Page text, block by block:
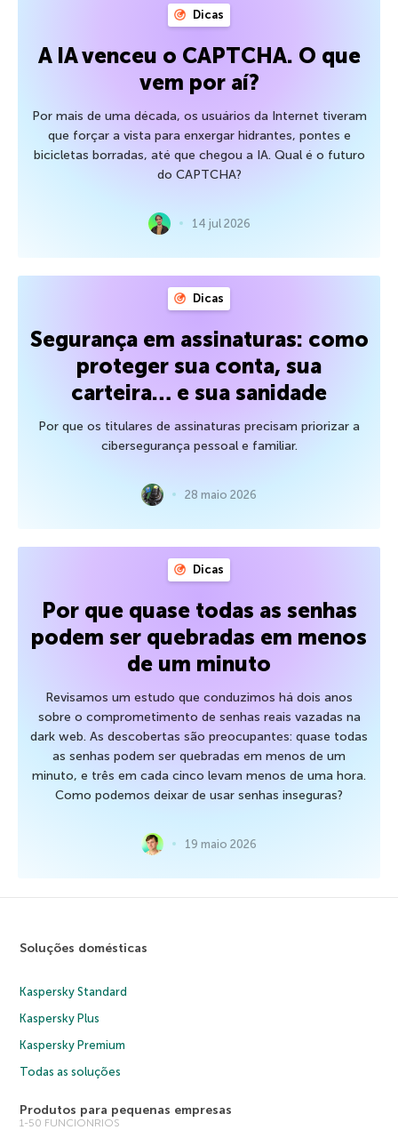
Dicas
A IA venceu o CAPTCHA. O que
vem por aí?
Por mais de uma década, os usuários da Internet tiveram
que forçar a vista para enxergar hidrantes, pontes e
bicicletas borradas, até que chegou a IA. Qual é o futuro
do CAPTCHA?
14 jul 2026
Dicas
Segurança em assinaturas: como
proteger sua conta, sua
carteira… e sua sanidade
Por que os titulares de assinaturas precisam priorizar a
cibersegurança pessoal e familiar.
28 maio 2026
Dicas
Por que quase todas as senhas
podem ser quebradas em menos
de um minuto
Revisamos um estudo que conduzimos há dois anos
sobre o comprometimento de senhas reais vazadas na
dark web. As descobertas são preocupantes: quase todas
as senhas podem ser quebradas em menos de um
minuto, e três em cada cinco levam menos de uma hora.
Como podemos deixar de usar senhas inseguras?
19 maio 2026
Soluções domésticas
Kaspersky Standard
Kaspersky Plus
Kaspersky Premium
Todas as soluções
Produtos para pequenas empresas
1-50 FUNCIONRIOS